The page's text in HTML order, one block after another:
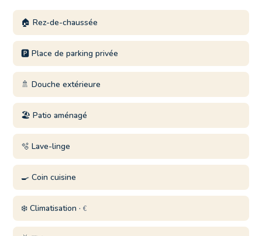
🏠 Rez-de-chaussée
🅿️ Place de parking privée
🚿 Douche extérieure
🏖️ Patio aménagé
🫧 Lave-linge
🍳 Coin cuisine
❄️ Climatisation ·€